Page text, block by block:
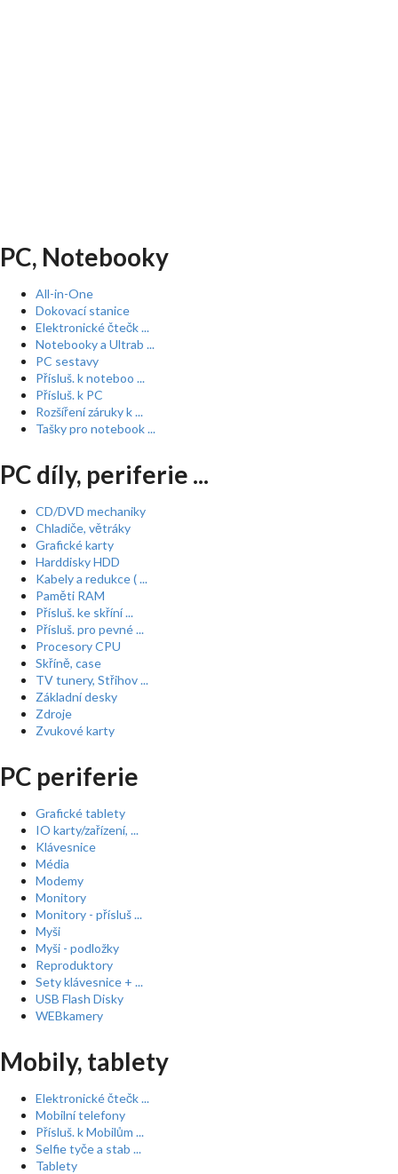
PC, Notebooky
All-in-One
Dokovací stanice
Elektronické čtečk ...
Notebooky a Ultrab ...
PC sestavy
Přísluš. k noteboo ...
Přísluš. k PC
Rozšíření záruky k ...
Tašky pro notebook ...
PC díly, periferie ...
CD/DVD mechaniky
Chladiče, větráky
Grafické karty
Harddisky HDD
Kabely a redukce ( ...
Paměti RAM
Přísluš. ke skříní ...
Přísluš. pro pevné ...
Procesory CPU
Skříně, case
TV tunery, Střihov ...
Základní desky
Zdroje
Zvukové karty
PC periferie
Grafické tablety
IO karty/zařízení, ...
Klávesnice
Média
Modemy
Monitory
Monitory - přísluš ...
Myši
Myši - podložky
Reproduktory
Sety klávesnice + ...
USB Flash Disky
WEBkamery
Mobily, tablety
Elektronické čtečk ...
Mobilní telefony
Přísluš. k Mobilům ...
Selfie tyče a stab ...
Tablety